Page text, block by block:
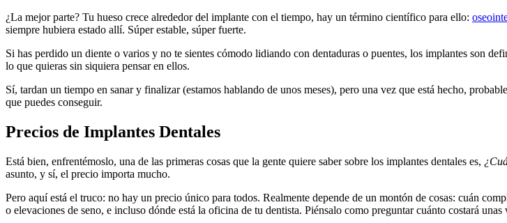
¿La mejor parte? Tu hueso crece alrededor del implante con el tiempo, hay un término científico para ello:
siempre hubiera estado allí. Súper estable, súper fuerte.
Si has perdido un diente o varios y no te sientes cómodo lidiando con dentaduras o puentes, los implantes son
lo que quieras sin siquiera pensar en ellos.
Sí, tardan un tiempo en sanar y finalizar (estamos hablando de unos meses), pero una vez que está hecho,
que puedes conseguir.
Precios de Implantes Dentales
Está bien, enfrentémoslo, una de las primeras cosas que la gente quiere saber sobre los implantes dentales es,
asunto, y sí, el precio importa mucho.
Pero aquí está el truco: no hay un precio único para todos. Realmente depende de un montón de cosas: cuán
o elevaciones de seno, e incluso dónde está la oficina de tu dentista. Piénsalo como preguntar cuánto costará